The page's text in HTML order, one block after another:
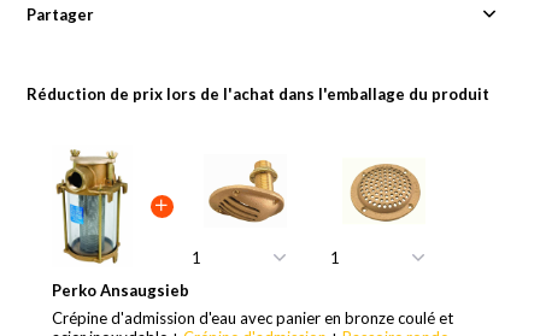
Réduction de prix lors de l'achat dans l'emballage du produit
Perko Ansaugsieb
Crépine d'admission d'eau avec panier en bronze coulé et
Partager